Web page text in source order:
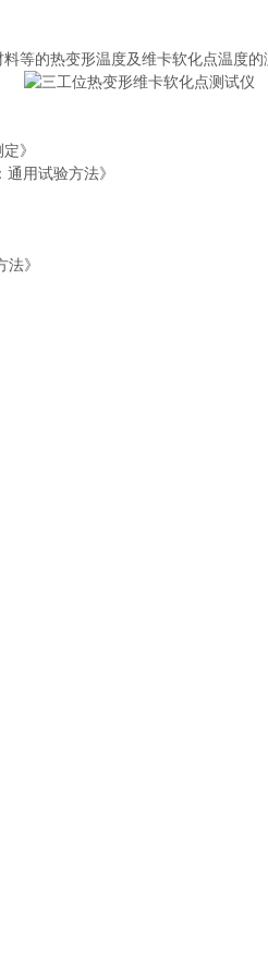
等的热变形温度及维卡软化点温度的
》
用试验方法》
》